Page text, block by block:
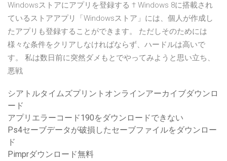
Windowsストアにアプリを登録する † Windows 8に搭載され
ているストアアプリ「Windowsストア」には、個人が作成し
たアプリも登録することができます。 ただしそのためには
様々な条件をクリアしなければならず、ハードルは高いで
す。 私は数日前に突然ダメもとでやってみようと思い立ち、
悪戦
シアトルタイムズプリントオンラインアーカイブダウンロ
ード
アプリエラーコード190をダウンロードできない
Ps4セーブデータが破損したセーブファイルをダウンロー
ド
Pimprダウンロード無料